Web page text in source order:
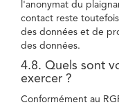
l'anonymat du
contact reste
des données et de
des données.
4.8. Quels sont
exercer ?
Conformément au